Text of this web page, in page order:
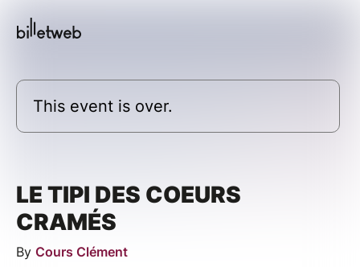
This event is over.
LE TIPI DES COEURS
CRAMÉS
By Cours Clément